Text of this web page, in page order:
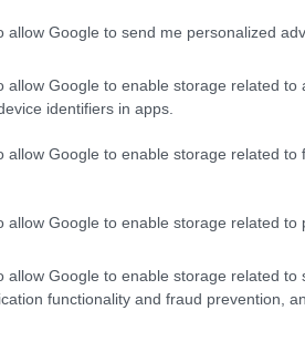
allow Google to send me personalized
allow Google to enable storage related to
identifiers in apps.
allow Google to enable storage related to
allow Google to enable storage related to
allow Google to enable storage related to
functionality and fraud prevention,
παράνομη
στην περιοχή των
πρόσωπο
αν δεν της κατέβαλλε το
στην περιοχή των
Δίωξης και
ημεδαπή η οποία
σε διαμέρισμα στους
Σε βάρος της
εκβίαση κατά συναυτουργία